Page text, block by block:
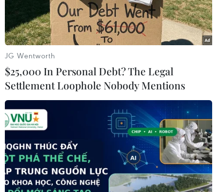
#Đe dọa đánh bom
#Đại sứ quán nước ngoài
Tây Ban Nha
Theo dõi VietnamPlus
JG Wentworth
$25,000 In Personal Debt? The Legal
Settlement Loophole Nobody Mentions